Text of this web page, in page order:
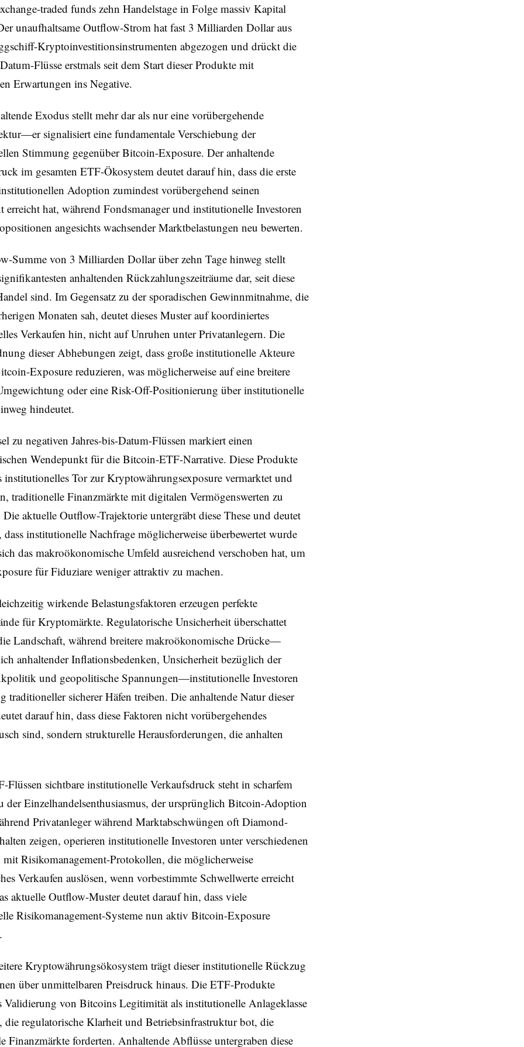
traded funds zehn Handelstage in Folge massiv Kapital
unaufhaltsame Outflow-Strom hat fast 3 Milliarden Dollar aus
Kryptoinvestitionsinstrumenten abgezogen und drückt die
Flüsse erstmals seit dem Start dieser Produkte mit
Erwartungen ins Negative.
Exodus stellt mehr dar als nur eine vorübergehende
signalisiert eine fundamentale Verschiebung der
Stimmung gegenüber Bitcoin-Exposure. Der anhaltende
im gesamten ETF-Ökosystem deutet darauf hin, dass die erste
Adoption zumindest vorübergehend seinen
erreicht hat, während Fondsmanager und institutionelle Investoren
angesichts wachsender Marktbelastungen neu bewerten.
Summe von 3 Milliarden Dollar über zehn Tage hinweg stellt
anhaltenden Rückzahlungszeiträume dar, seit diese
sind. Im Gegensatz zu der sporadischen Gewinnmitnahme, die
Monaten sah, deutet dieses Muster auf koordiniertes
Verkaufen hin, nicht auf Unruhen unter Privatanlegern. Die
dieser Abhebungen zeigt, dass große institutionelle Akteure
Exposure reduzieren, was möglicherweise auf eine breitere
oder eine Risk-Off-Positionierung über institutionelle
hindeutet.
zu negativen Jahres-bis-Datum-Flüssen markiert einen
Wendepunkt für die Bitcoin-ETF-Narrative. Diese Produkte
institutionelles Tor zur Kryptowährungsexposure vermarktet und
traditionelle Finanzmärkte mit digitalen Vermögenswerten zu
aktuelle Outflow-Trajektorie untergräbt diese These und deutet
institutionelle Nachfrage möglicherweise überbewertet wurde
das makroökonomische Umfeld ausreichend verschoben hat, um
für Fiduziare weniger attraktiv zu machen.
wirkende Belastungsfaktoren erzeugen perfekte
für Kryptomärkte. Regulatorische Unsicherheit überschattet
Landschaft, während breitere makroökonomische Drücke—
anhaltender Inflationsbedenken, Unsicherheit bezüglich der
und geopolitische Spannungen—institutionelle Investoren
traditioneller sicherer Häfen treiben. Die anhaltende Natur dieser
darauf hin, dass diese Faktoren nicht vorübergehendes
sind, sondern strukturelle Herausforderungen, die anhalten
Flüssen sichtbare institutionelle Verkaufsdruck steht in scharfem
der Einzelhandelsenthusiasmus, der ursprünglich Bitcoin-Adoption
Privatanleger während Marktabschwüngen oft Diamond-
zeigen, operieren institutionelle Investoren unter verschiedenen
mit Risikomanagement-Protokollen, die möglicherweise
Verkaufen auslösen, wenn vorbestimmte Schwellwerte erreicht
aktuelle Outflow-Muster deutet darauf hin, dass viele
Risikomanagement-Systeme nun aktiv Bitcoin-Exposure
Kryptowährungsökosystem trägt dieser institutionelle Rückzug
über unmittelbaren Preisdruck hinaus. Die ETF-Produkte
Validierung von Bitcoins Legitimität als institutionelle Anlageklasse
die regulatorische Klarheit und Betriebsinfrastruktur bot, die
Finanzmärkte forderten. Anhaltende Abflüsse untergraben diese